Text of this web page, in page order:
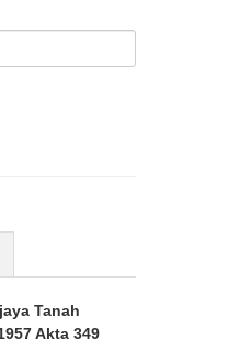
Tanah
Akta 349